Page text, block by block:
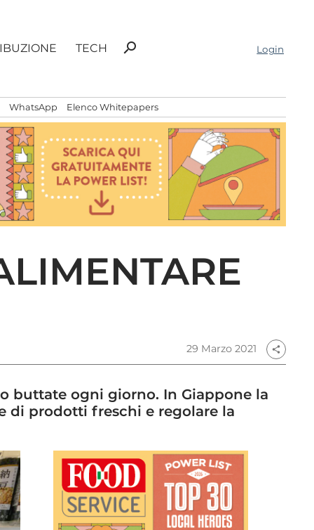
TECH
Ricerca
search Login
WhatsApp Elenco Whitepapers
29 Marzo 2021 share
buttate ogni giorno. In Giappone la
di prodotti freschi e regolare la